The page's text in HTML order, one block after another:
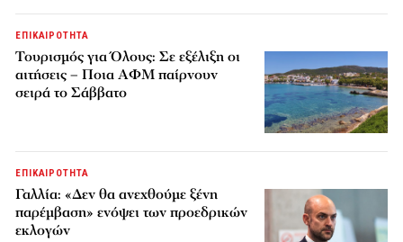
ΕΠΙΚΑΙΡΟΤΗΤΑ
Τουρισμός για Όλους: Σε εξέλιξη οι
αιτήσεις – Ποια ΑΦΜ παίρνουν
σειρά το Σάββατο
ΕΠΙΚΑΙΡΟΤΗΤΑ
Γαλλία: «Δεν θα ανεχθούμε ξένη
παρέμβαση» ενόψει των προεδρικών
εκλογών